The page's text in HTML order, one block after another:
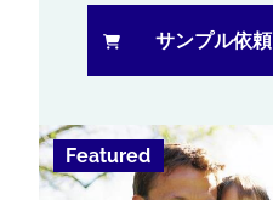
サンプル依頼
Featured